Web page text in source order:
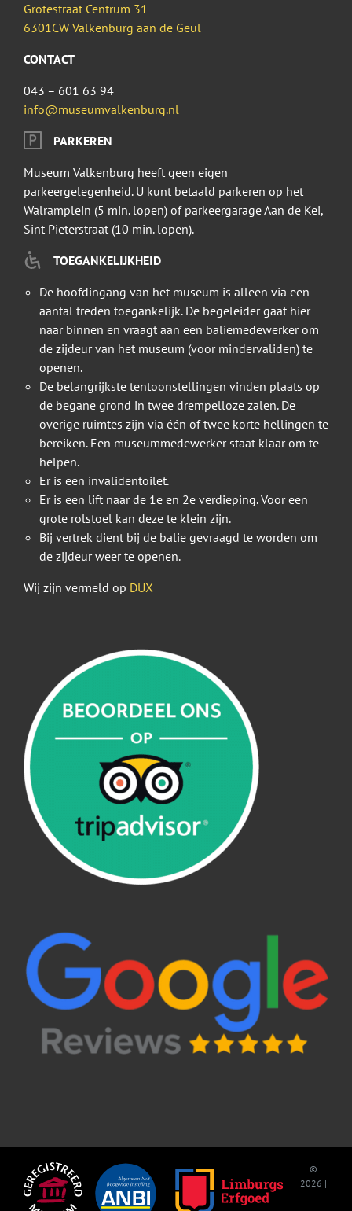
Grotestraat Centrum 31
6301CW Valkenburg aan de Geul
CONTACT
043 – 601 63 94
info@museumvalkenburg.nl
PARKEREN
Museum Valkenburg heeft geen eigen
parkeergelegenheid. U kunt betaald parkeren op het
Walramplein (5 min. lopen) of parkeergarage Aan de Kei,
Sint Pieterstraat (10 min. lopen).
TOEGANKELIJKHEID
De hoofdingang van het museum is alleen via een
aantal treden toegankelijk. De begeleider gaat hier
naar binnen en vraagt aan een baliemedewerker om
de zijdeur van het museum (voor mindervaliden) te
openen.
De belangrijkste tentoonstellingen vinden plaats op
de begane grond in twee drempelloze zalen. De
overige ruimtes zijn via één of twee korte hellingen te
bereiken. Een museummedewerker staat klaar om te
helpen.
Er is een invalidentoilet.
Er is een lift naar de 1e en 2e verdieping. Voor een
grote rolstoel kan deze te klein zijn.
Bij vertrek dient bij de balie gevraagd te worden om
de zijdeur weer te openen.
Wij zijn vermeld op DUX
©
2026 |